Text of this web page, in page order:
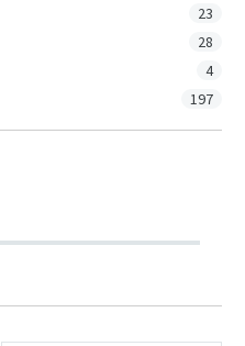
23
28
4
197